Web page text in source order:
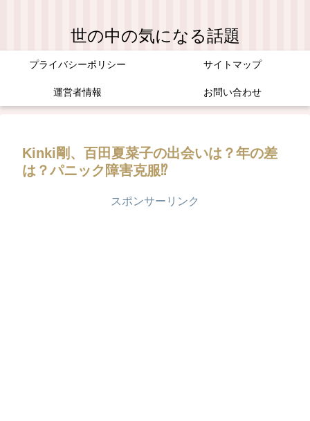
世の中の気になる話題
プライバシーポリシー サイトマップ
運営者情報 お問い合わせ
Kinki剛、百田夏菜子の出会いは？年の差
は？パニック障害克服⁉
スポンサーリンク